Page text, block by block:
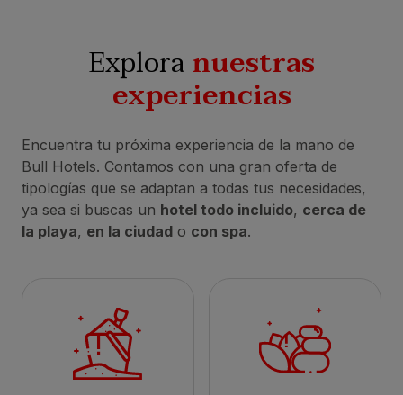
Exploranuestras
experiencias
Encuentra tu próxima experiencia de la mano de
Bull Hotels. Contamos con una gran oferta de
tipologías que se adaptan a todas tus necesidades,
ya sea si buscas un hotel todo incluido, cerca de
la playa, en la ciudad o con spa.